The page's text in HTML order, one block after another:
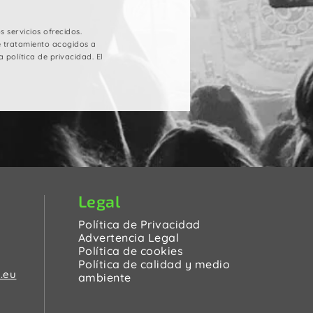
servicios ofrecidos.
tratamiento acogidos a
política de privacidad. El
Legal
Política de Privacidad
Advertencia Legal
Política de cookies
Política de calidad y medio
ambiente